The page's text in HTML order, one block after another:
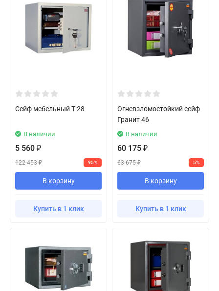
Сейф мебельный T 28
В наличии
5 560 ₽
122 453₽ 95%
В корзину
Купить в 1 клик
Огневзломостойкий сейф
Гранит 46
В наличии
60 175 ₽
63 675₽ 5%
В корзину
Купить в 1 клик